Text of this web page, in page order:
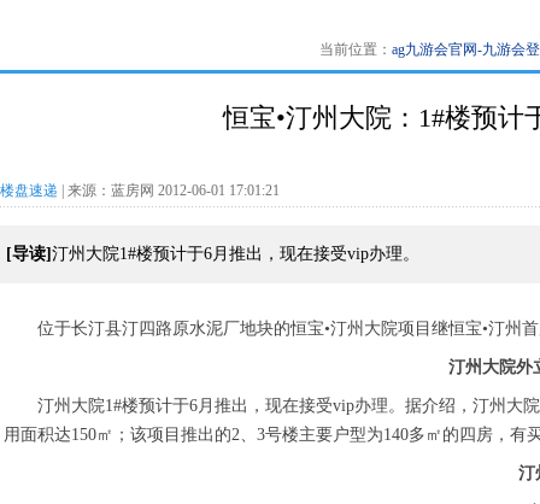
当前位置： ag九游会官网-九游会
恒宝•汀州大院：1#楼预计
楼盘速递 | 来源：蓝房网 2012-06-01 17:01:21
[导读] 汀州大院1#楼预计于6月推出，现在接受vip办理。
位于长汀县汀四路原水泥厂地块的恒宝•汀州大院项目继恒宝•汀州
汀州大院外
汀州大院1#楼预计于6月推出，现在接受vip办理。据介绍，汀州大
用面积达150㎡；该项目推出的2、3号楼主要户型为140多㎡的四房，
汀